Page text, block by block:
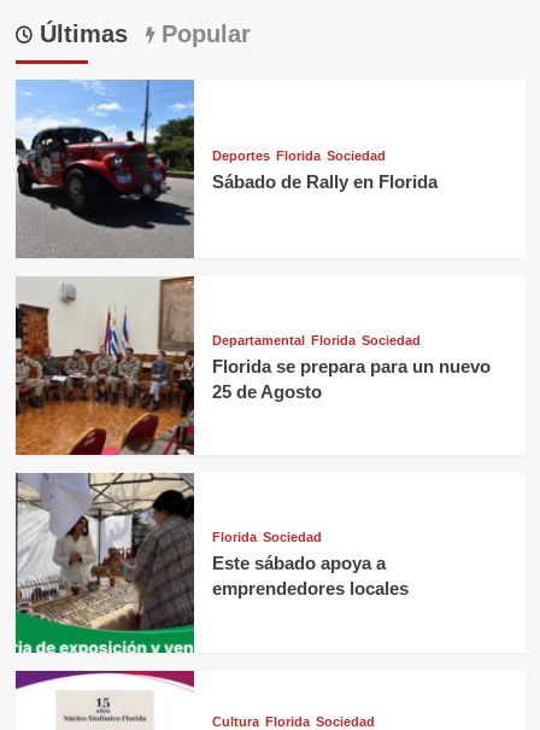
Últimas Popular
Deportes Florida Sociedad
Sábado de Rally en Florida
Departamental Florida Sociedad
Florida se prepara para un nuevo
25 de Agosto
Florida Sociedad
Este sábado apoya a
emprendedores locales
Cultura Florida Sociedad